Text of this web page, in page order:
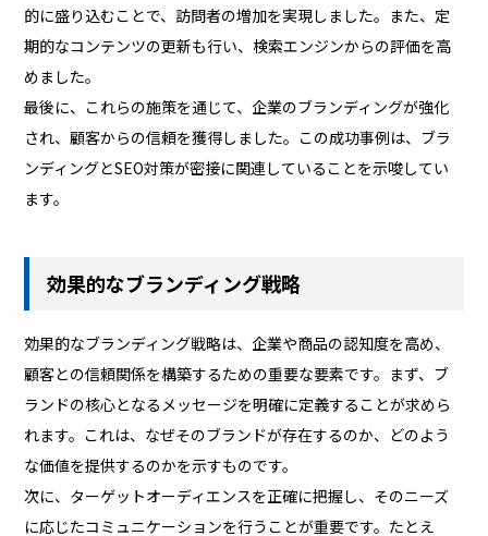
的に盛り込むことで、訪問者の増加を実現しました。また、定
期的なコンテンツの更新も行い、検索エンジンからの評価を高
めました。
最後に、これらの施策を通じて、企業のブランディングが強化
され、顧客からの信頼を獲得しました。この成功事例は、ブラ
ンディングとSEO対策が密接に関連していることを示唆してい
ます。
効果的なブランディング戦略
効果的なブランディング戦略は、企業や商品の認知度を高め、
顧客との信頼関係を構築するための重要な要素です。まず、ブ
ランドの核心となるメッセージを明確に定義することが求めら
れます。これは、なぜそのブランドが存在するのか、どのよう
な価値を提供するのかを示すものです。
次に、ターゲットオーディエンスを正確に把握し、そのニーズ
に応じたコミュニケーションを行うことが重要です。たとえ